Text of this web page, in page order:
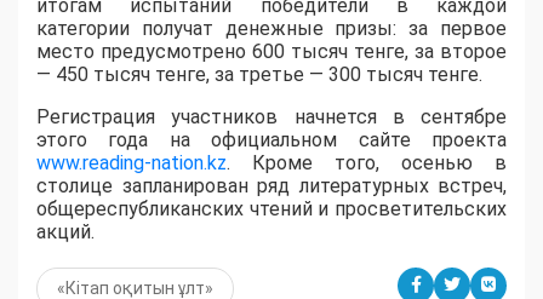
итогам испытаний победители в каждой
категории получат денежные призы: за первое
место предусмотрено 600 тысяч тенге, за второе
— 450 тысяч тенге, за третье — 300 тысяч тенге.
Регистрация участников начнется в сентябре
этого года на официальном сайте проекта
www.reading-nation.kz. Кроме того, осенью в
столице запланирован ряд литературных встреч,
общереспубликанских чтений и просветительских
акций.
«Кітап оқитын ұлт»